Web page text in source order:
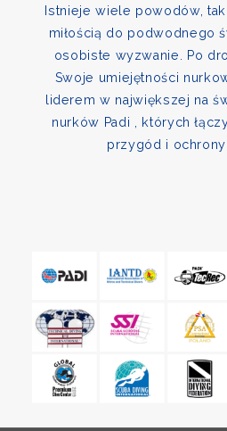
Istnieje wiele powodów,
miłością do podwodnego
osobiste wyzwanie. Po
Swoje umiejętności
liderem w największej na
nurków Padi , których
przygód i ochrony